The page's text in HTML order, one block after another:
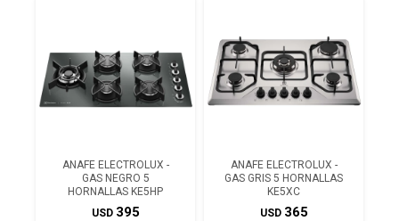
ANAFE ELECTROLUX -
GAS NEGRO 5
HORNALLAS KE5HP
USD 395
ANAFE ELECTROLUX -
GAS GRIS 5 HORNALLAS
KE5XC
USD 365